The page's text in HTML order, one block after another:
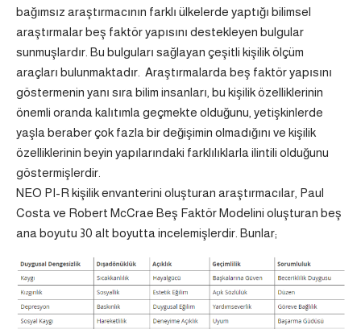
bağımsız araştırmacının farklı ülkelerde yaptığı bilimsel
araştırmalar beş faktör yapısını destekleyen bulgular
sunmuşlardır. Bu bulguları sağlayan çeşitli kişilik ölçüm
araçları bulunmaktadır. Araştırmalarda beş faktör yapısını
göstermenin yanı sıra bilim insanları, bu kişilik özelliklerinin
önemli oranda kalıtımla geçmekte olduğunu, yetişkinlerde
yaşla beraber çok fazla bir değişimin olmadığını ve kişilik
özelliklerinin beyin yapılarındaki farklılıklarla ilintili olduğunu
göstermişlerdir.
NEO PI-R kişilik envanterini oluşturan araştırmacılar, Paul
Costa ve Robert McCrae Beş Faktör Modelini oluşturan beş
ana boyutu 30 alt boyutta incelemişlerdir. Bunlar;